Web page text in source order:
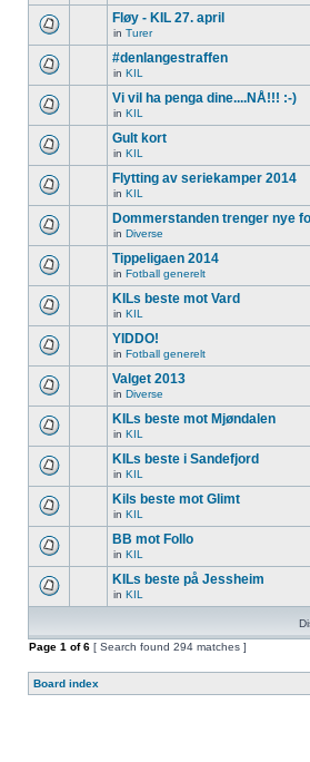
Fløy - KIL 27. april
in Turer
#denlangestraffen
in KIL
Vi vil ha penga dine....NÅ!!! :-)
in KIL
Gult kort
in KIL
Flytting av seriekamper 2014
in KIL
Dommerstanden trenger nye
in Diverse
Tippeligaen 2014
in Fotball generelt
KILs beste mot Vard
in KIL
YIDDO!
in Fotball generelt
Valget 2013
in Diverse
KILs beste mot Mjøndalen
in KIL
KILs beste i Sandefjord
in KIL
Kils beste mot Glimt
in KIL
BB mot Follo
in KIL
KILs beste på Jessheim
in KIL
Page 1 of6 [ Search found 294 matches ]
Board index